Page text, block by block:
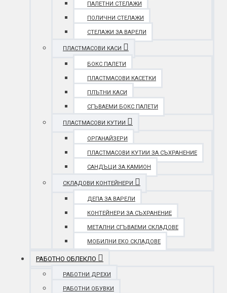
ПАЛЕТНИ СТЕЛАЖИ
ПОЛИЧНИ СТЕЛАЖИ
СТЕЛАЖИ ЗА ВАРЕЛИ
ПЛАСТМАСОВИ КАСИ
БОКС ПАЛЕТИ
ПЛАСТМАСОВИ КАСЕТКИ
ПЛЪТНИ КАСИ
СГЪВАЕМИ БОКС ПАЛЕТИ
ПЛАСТМАСОВИ КУТИИ
ОРГАНАЙЗЕРИ
ПЛАСТМАСОВИ КУТИИ ЗА СЪХРАНЕНИЕ
САНДЪЦИ ЗА КАМИОН
СКЛАДОВИ КОНТЕЙНЕРИ
ДЕПА ЗА ВАРЕЛИ
КОНТЕЙНЕРИ ЗА СЪХРАНЕНИЕ
МЕТАЛНИ СГЪВАЕМИ СКЛАДОВЕ
МОБИЛНИ ЕКО СКЛАДОВЕ
РАБОТНО ОБЛЕКЛО
РАБОТНИ ДРЕХИ
РАБОТНИ ОБУВКИ